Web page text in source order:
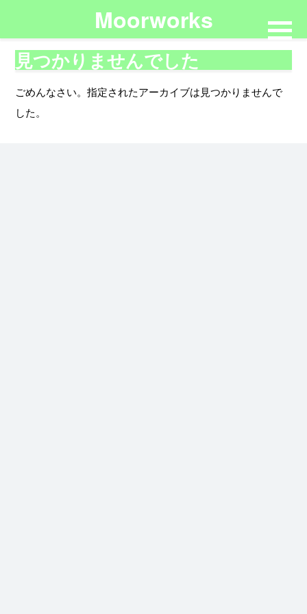
Moorworks
見つかりませんでした
ごめんなさい。指定されたアーカイブは見つかりませんで
した。